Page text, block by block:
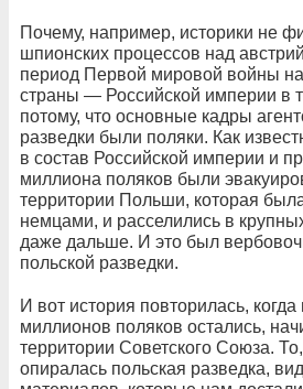
Почему, например, историки не
шпионских процессов над
период Первой мировой войны
страны — Российской империи в
потому, что основные кадры
разведки были поляки. Как
в состав Российской империи и
миллиона поляков были
территории Польши, которая
немцами, и расселились в
даже дальше. И это был
польской разведки.
И вот история повторилась, когда
миллионов поляков остались,
территории Советского Союза.
опиралась польская разведка,